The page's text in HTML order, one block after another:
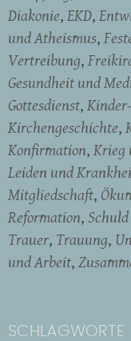
Diakonie EKD
und Atheismus
Vertreibung
Gesundheit und
Gottesdienst
Kirchengeschichte
Konfirmation Krieg
Leiden und
Mitgliedschaft
Reformation
Trauer Trauung
und Arbeit
SCHLAGWORTE